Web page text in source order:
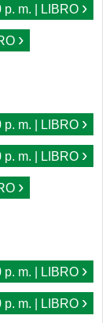
p. m. | LIBRO ›
›
p. m. | LIBRO ›
p. m. | LIBRO ›
›
p. m. | LIBRO ›
p. m. | LIBRO ›